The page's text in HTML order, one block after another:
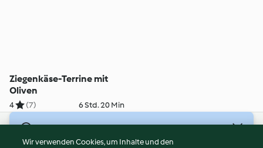
Ziegenkäse-Terrine mit
Oliven
4 (7) 6 Std. 20 Min
Wir verwenden Cookies, um Inhalte und den